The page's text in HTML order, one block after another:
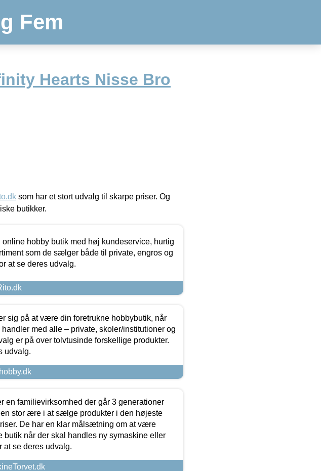
Fem
Hearts Nisse Bro
som har et stort udvalg til skarpe priser. Og
butikker.
online hobby butik med høj kundeservice, hurtig
som de sælger både til private, engros og
at se deres udvalg.
sig på at være din foretrukne hobbybutik, når
med alle – private, skoler/institutioner og
er på over tolvtusinde forskellige produkter.
udvalg.
en familievirksomhed der går 3 generationer
stor ære i at sælge produkter i den højeste
De har en klar målsætning om at være
butik når der skal handles ny symaskine eller
at se deres udvalg.